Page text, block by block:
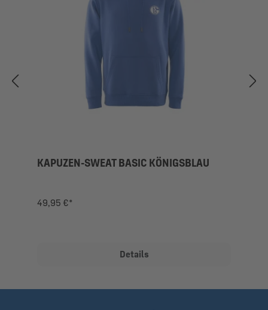
KAPUZEN-SWEAT BASIC KÖNIGSBLAU
49,95 €*
Details